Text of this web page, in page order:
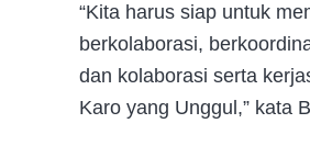
“Kita harus siap untuk
berkolaborasi,
dan kolaborasi serta
Karo yang Unggul,” kata